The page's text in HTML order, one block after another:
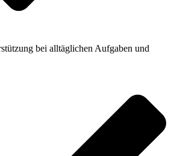
bei alltäglichen Aufgaben und